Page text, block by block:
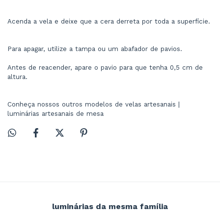
Acenda a vela e deixe que a cera derreta por toda a superfície.
Para apagar, utilize a tampa ou um abafador de pavios.
Antes de reacender, apare o pavio para que tenha 0,5 cm de
altura.
Conheça nossos outros modelos de velas artesanais
luminárias artesanais de mesa
luminárias da mesma família